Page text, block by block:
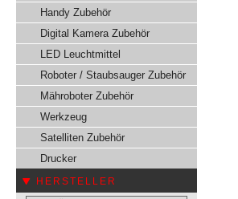
Handy Zubehör
Digital Kamera Zubehör
LED Leuchtmittel
Roboter / Staubsauger Zubehör
Mähroboter Zubehör
Werkzeug
Satelliten Zubehör
Drucker
HERSTELLER